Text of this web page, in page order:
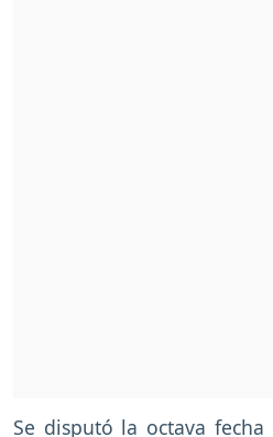
Se disputó la octava